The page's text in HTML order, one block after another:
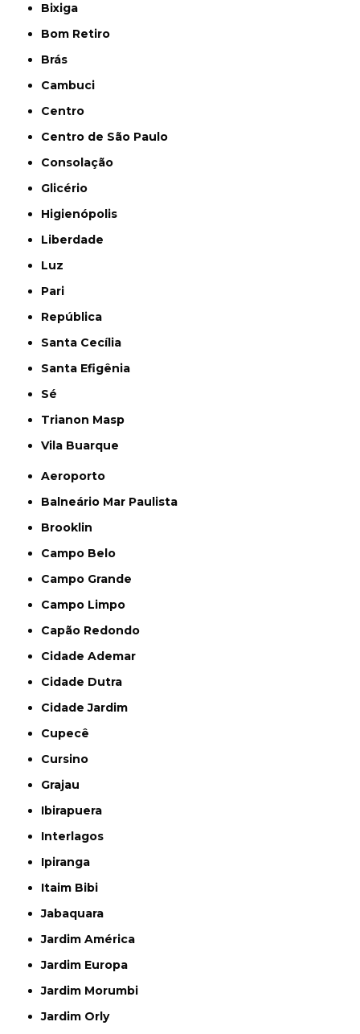
Bixiga
Bom Retiro
Brás
Cambuci
Centro
Centro de São Paulo
Consolação
Glicério
Higienópolis
Liberdade
Luz
Pari
República
Santa Cecília
Santa Efigênia
Sé
Trianon Masp
Vila Buarque
Aeroporto
Balneário Mar Paulista
Brooklin
Campo Belo
Campo Grande
Campo Limpo
Capão Redondo
Cidade Ademar
Cidade Dutra
Cidade Jardim
Cupecê
Cursino
Grajau
Ibirapuera
Interlagos
Ipiranga
Itaim Bibi
Jabaquara
Jardim América
Jardim Europa
Jardim Morumbi
Jardim Orly